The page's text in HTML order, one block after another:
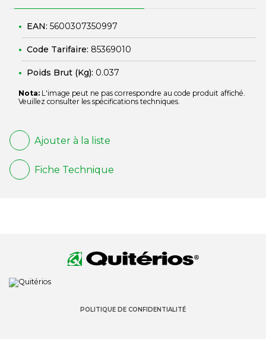
EAN: 5600307350997
Code Tarifaire: 85369010
Poids Brut (Kg): 0.037
Nota: L'image peut ne pas correspondre au code produit affiché.
Veuillez consulter les spécifications techniques.
Ajouter à la liste
Fiche Technique
POLITIQUE DE CONFIDENTIALITÉ